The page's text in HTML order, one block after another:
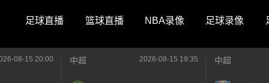
足球直播 篮球直播 NBA录像 足球录像
08-15 20:00 中超 2026-08-15 19:35 中超